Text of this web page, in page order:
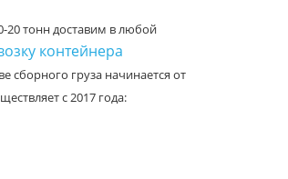
20 тонн доставим в любой
контейнера
сборного груза начинается от
с 2017 года: